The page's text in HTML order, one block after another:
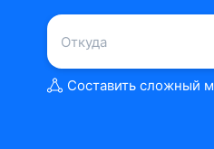
Составить сложный